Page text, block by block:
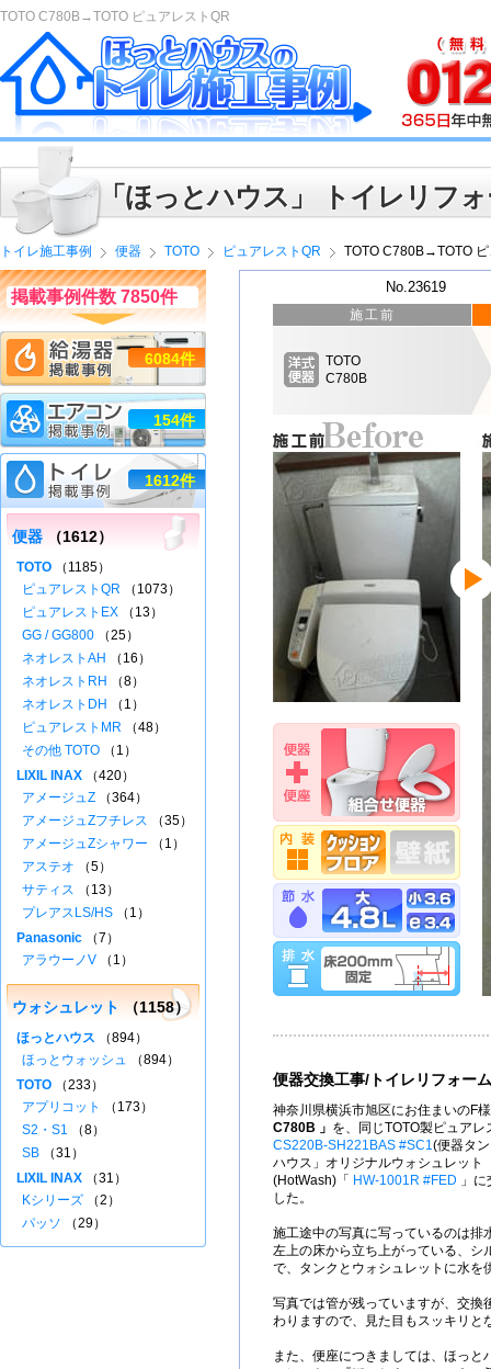
TOTO C780B→TOTO ピュアレストQR
「ほっとハウス」 トイレリフ
トイレ施工事例 便器 TOTO ピュアレストQR TOTO C780B→TOTO
No.23619
施工前
TOTO
C780B
便器交換工事/トイレリフォーム
神奈川県横浜市旭区にお住まいのF
C780B 」 を、同じTOTO製ピュア
CS220B-SH221BAS #SC1(便器タ
ハウス」オリジナルウォシュレット
(HotWash)「
HW-1001R #FED 」
した。
施工途中の写真に写っているのは排
左上の床から立ち上がっている、シ
で、タンクとウォシュレットに水を
写真では管が残っていますが、交換
わりますので、見た目もスッキリと
また、便座につきましては、ほっと
掲載事例件数 7850件
6084件
154件
1612件
便器 （1612）
TOTO （1185）
ピュアレストQR （1073）
ピュアレストEX （13）
GG / GG800 （25）
ネオレストAH
（16）
ネオレストRH
（8）
ネオレストDH
（1）
ピュアレストMR （48）
その他 TOTO （1）
LIXIL INAX （420）
アメージュZ （364）
アメージュZフチレス （35）
アメージュZシャワー （1）
アステオ （5）
サティス （13）
プレアスLS/HS （1）
Panasonic （7）
アラウーノV （1）
ウォシュレット （1158）
ほっとハウス （894）
ほっとウォッシュ （894）
TOTO （233）
アプリコット
（173）
S2・S1 （8）
SB （31）
LIXIL INAX （31）
Kシリーズ （2）
パッソ （29）